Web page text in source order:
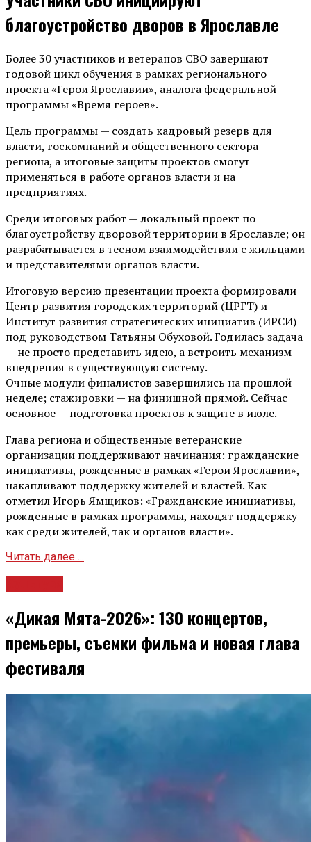
благоустройство дворов в Ярославле
Более 30 участников и ветеранов СВО завершают
годовой цикл обучения в рамках регионального
проекта «Герои Ярославии», аналога федеральной
программы «Время героев».
Цель программы — создать кадровый резерв для
власти, госкомпаний и общественного сектора
региона, а итоговые защиты проектов смогут
применяться в работе органов власти и на
предприятиях.
Среди итоговых работ — локальный проект по
благоустройству дворовой территории в Ярославле; он
разрабатывается в тесном взаимодействии с жильцами
и представителями органов власти.
Итоговую версию презентации проекта формировали
Центр развития городских территорий (ЦРГТ) и
Институт развития стратегических инициатив (ИРСИ)
под руководством Татьяны Обуховой. Годилась задача
— не просто представить идею, а встроить механизм
внедрения в существующую систему.
Очные модули финалистов завершились на прошлой
неделе; стажировки — на финишной прямой. Сейчас
основное — подготовка проектов к защите в июле.
Глава региона и общественные ветеранские
организации поддерживают начинания: гражданские
инициативы, рожденные в рамках «Герои Ярославии»,
накапливают поддержку жителей и властей. Как
отметил Игорь Ямщиков: «Гражданские инициативы,
рожденные в рамках программы, находят поддержку
как среди жителей, так и органов власти».
Читать далее ...
«Дикая Мята-2026»: 130 концертов,
премьеры, съемки фильма и новая глава
фестиваля